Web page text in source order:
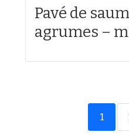
Pavé de
agrumes –
1